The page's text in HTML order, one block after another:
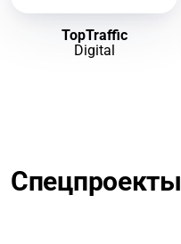
TopTraffic
Digital
Спецпроекты